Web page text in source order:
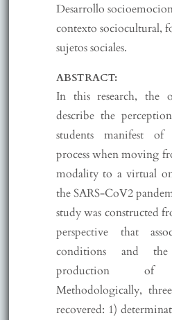
Desarrollo
contexto sociocultural,
sujetos sociales.
ABSTRACT:
In this research, the
describe the
students manifest
process when moving
modality to a virtual
the SARS-CoV2
study was constructed
perspective that
conditions and the
production of
Methodologically,
recovered: 1)